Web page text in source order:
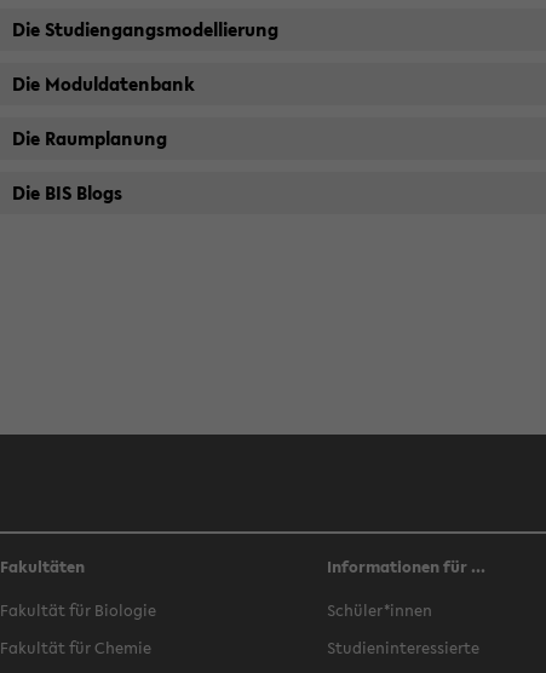
Die Stu­di­en­gangs­mo­del­lie­rung
Die Mo­dul­da­ten­bank
Die Raum­pla­nung
Die BIS Blogs
Fakultäten
Fa­kul­tät für Bio­lo­gie
Fa­kul­tät für Che­mie
Informationen für ...
Schü­ler*innen
Stu­di­en­in­ter­es­sier­te